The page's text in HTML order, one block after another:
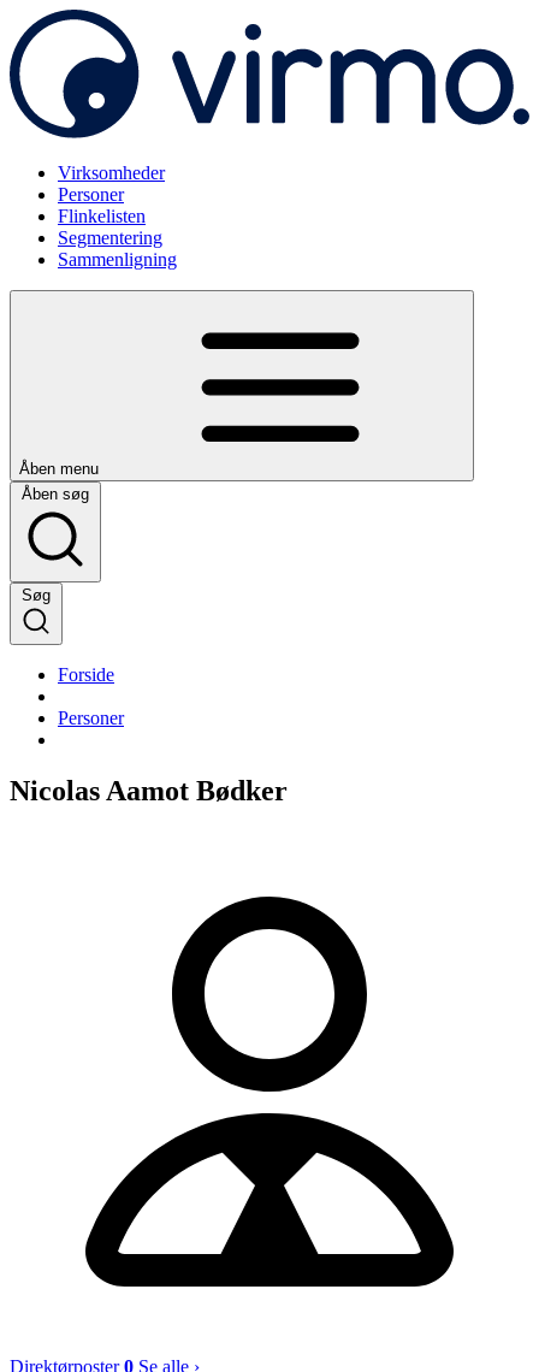
Virksomheder
Personer
Flinkelisten
Segmentering
Sammenligning
Åben menu
Åben søg
Søg
Forside
Personer
Nicolas Aamot Bødker
Direktørposter0 Se alle ›